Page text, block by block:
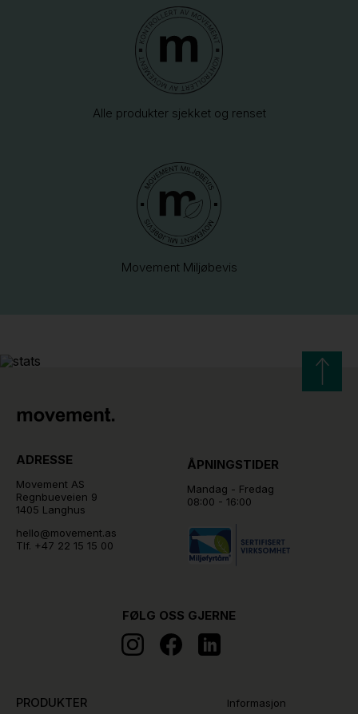
Alle produkter sjekket og renset
Movement Miljøbevis
ADRESSE
Movement AS
Regnbueveien 9
1405 Langhus
hello@movement.as
Tlf. +47 22 15 15 00
ÅPNINGSTIDER
Mandag - Fredag
08:00 - 16:00
PRODUKTER Informasjon
FØLG OSS GJERNE